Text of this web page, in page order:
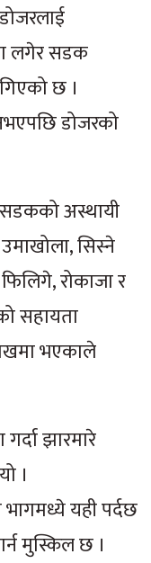
लगेर सडक
छ ।
डोजरको
अस्थायी
सिस्ने
रोकाजा र
सहायता
भएकाले
झारमारे
।
यही पर्दछ
मुस्किल छ ।